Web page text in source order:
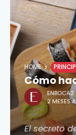
HOME
Cómo
ENBOCA2
2 MESES
El secreto